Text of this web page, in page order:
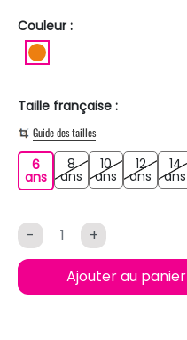
Couleur :
Taille française :
Guide des tailles
6
ans6 ans
8
ans 8 ans
10
ans 10 ans
12
ans 12 ans
14
ans
- +
Ajouter au panier